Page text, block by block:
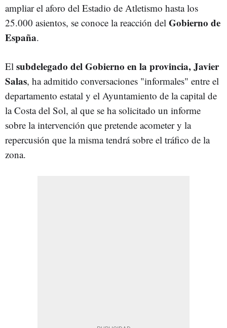
ampliar el aforo del Estadio de Atletismo hasta los
25.000 asientos, se conoce la reacción del Gobierno de
España.
El subdelegado del Gobierno en la provincia, Javier
Salas, ha admitido conversaciones "informales" entre el
departamento estatal y el Ayuntamiento de la capital de
la Costa del Sol, al que se ha solicitado un informe
sobre la intervención que pretende acometer y la
repercusión que la misma tendrá sobre el tráfico de la
zona.